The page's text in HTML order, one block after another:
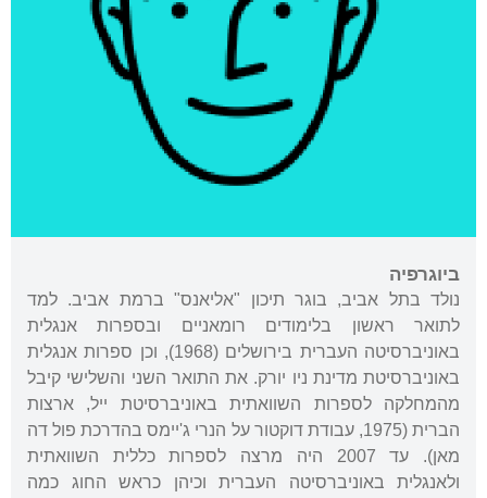
ביוגרפיה
נולד בתל אביב, בוגר תיכון "אליאנס" ברמת אביב. למד
לתואר ראשון בלימודים רומאניים ובספרות אנגלית
באוניברסיטה העברית בירושלים (1968), וכן ספרות אנגלית
באוניברסיטת מדינת ניו יורק. את התואר השני והשלישי קיבל
מהמחלקה לספרות השוואתית באוניברסיטת ייל, ארצות
הברית (1975, עבודת דוקטור על הנרי ג'יימס בהדרכת פול דה
מאן). עד 2007 היה מרצה לספרות כללית השוואתית
ולאנגלית באוניברסיטה העברית וכיהן כראש החוג כמה